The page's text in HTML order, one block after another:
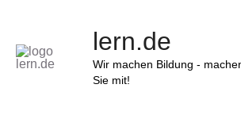
springen
lern.de
Wir machen Bildung -
Sie mit!